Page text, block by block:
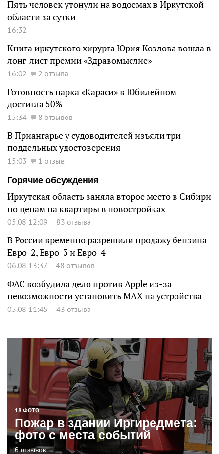
Пять человек утонули на водоемах в Иркутской
области за сутки
16:32
Книга иркутского хирурга Юрия Козлова вошла в
лонг-лист премии «Здравомыслие»
16:02 2 отзыва
Готовность парка «Караси» в Юбилейном
достигла 50%
15:34 8 отзывов
В Приангарье у судоводителей изъяли три
поддельных удостоверения
15:03
1 отзыв
Горячие обсуждения
Иркутская область заняла второе место в Сибири
по ценам на квартиры в новостройках
05.08 12:09 83 отзыва
В России временно разрешили продажу бензина
Евро-2, Евро-3 и Евро-4
06.08 13:37 48 отзывов
ФАС возбудила дело против Apple из-за
невозможности установить MAX на устройства
05.08 11:45 43 отзыва
18 ФОТО
Пожар в здании Иргиредмета:
фото с места событий
6 отзывов